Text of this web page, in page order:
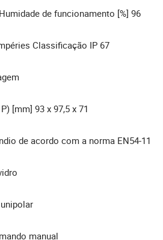
de funcionamento [%] 96
Classificação IP 67
[mm] 93 x 97,5 x 71
de acordo com a norma EN54-11
manual